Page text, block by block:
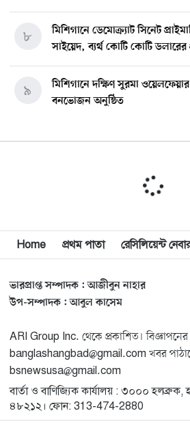
মিশিগানে ডেমোক্র্যাট সিনেট
সাইয়েদ, ব্যর্থ কোটি কোটি ডলারের
৮
মিশিগানে দক্ষিণ সুরমা
বনভোজন অনুষ্ঠিত
৯
বিশ্বজুড়ে কূটনৈতিক পুনর্বিন্যাস, ৫
১০
মিশিগানে ফ্রেন্ডস এন্ড ফ্যামিলির
মিশিগানে ডেমোক্র্যাটদের
কেন এত মরিয়া ইসারায়েলি লবি
১২
মুনা দাওয়াহ কনফারেন্স ২০২৬
১৩
শেখ হাসিনার সঙ্গে সংবাদ
হাসান
১৪
যুক্তরাষ্ট্রকে ছাড়ে বাধ্য করতে কোন
চাপ বাড়াচ্ছে ইরান
১৫
Home প্রথম পাতা রেসিলিয়েন্ট
ভারপ্রাপ্ত সম্পাদক : আজীবুন নাহার
উপ-সম্পাদক : আবুল কাসেম
ARI Group Inc. থেকে প্রকাশিত।
banglashangbad@gmail.com খবর
bsnewsusa@gmail.com
বার্তা ও বাণিজ্যিক কার্যালয় : ৩০০০ হলব্রুক,
৪৮২১২। ফোন: 313-474-2880